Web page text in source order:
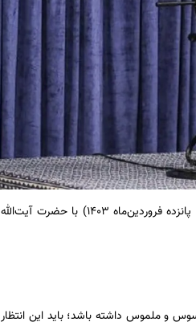
عصر امروز (چهارشنبه پانزده فروردین‌ماه ۱۴۰۳) با حضرت آیت‌الله
و ملموس داشته باشد؛ باید این انتظار